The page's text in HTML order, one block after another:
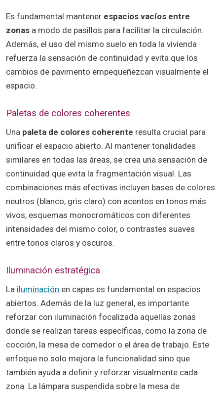
Es fundamental mantener espacios vacíos entre
zonas a modo de pasillos para facilitar la circulación.
Además, el uso del mismo suelo en toda la vivienda
refuerza la sensación de continuidad y evita que los
cambios de pavimento empequeñezcan visualmente el
espacio.
Paletas de colores coherentes
Una paleta de colores coherente resulta crucial para
unificar el espacio abierto. Al mantener tonalidades
similares en todas las áreas, se crea una sensación de
continuidad que evita la fragmentación visual. Las
combinaciones más efectivas incluyen bases de colores
neutros (blanco, gris claro) con acentos en tonos más
vivos, esquemas monocromáticos con diferentes
intensidades del mismo color, o contrastes suaves
entre tonos claros y oscuros.
Iluminación estratégica
La iluminación en capas es fundamental en espacios
abiertos. Además de la luz general, es importante
reforzar con iluminación focalizada aquellas zonas
donde se realizan tareas específicas, como la zona de
cocción, la mesa de comedor o el área de trabajo. Este
enfoque no solo mejora la funcionalidad sino que
también ayuda a definir y reforzar visualmente cada
zona. La lámpara suspendida sobre la mesa de